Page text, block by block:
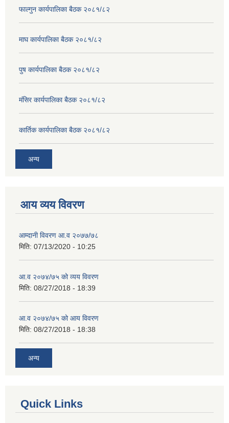
फाल्गुन कार्यपालिका बैठक २०८१/८२
माघ कार्यपालिका बैठक २०८१/८२
पुष कार्यपालिका बैठक २०८१/८२
मंसिर कार्यपालिका बैठक २०८१/८२
कार्तिक कार्यपालिका बैठक २०८१/८२
अन्य
आय व्यय विवरण
आम्दानी विवरण आ.व २०७७/७८
मिति: 07/13/2020 - 10:25
आ.व २०७४/७५ को व्यय विवरण
मिति: 08/27/2018 - 18:39
आ.व २०७४/७५ को आय विवरण
मिति: 08/27/2018 - 18:38
अन्य
Quick Links